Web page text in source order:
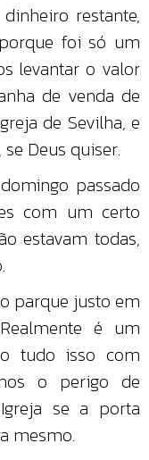
restante,
foi só um
levantar o valor
de venda de
de Sevilha, e
Deus quiser.
passado
com um certo
estavam todas,
parque justo em
é um
tudo isso com
o perigo de
se a porta
mesmo.